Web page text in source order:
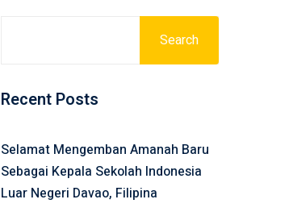
Search
Recent Posts
Selamat Mengemban Amanah Baru
Sebagai Kepala Sekolah Indonesia
Luar Negeri Davao, Filipina